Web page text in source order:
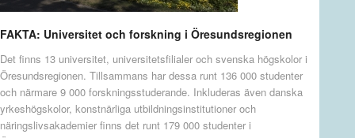
FAKTA: Universitet och forskning i Öresundsregionen
Det finns 13 universitet, universitetsfilialer och svenska högskolor i
Öresundsregionen. Tillsammans har dessa runt 136 000 studenter
och närmare 9 000 forskningsstuderande. Inkluderas även danska
yrkeshögskolor, konstnärliga utbildningsinstitutioner och
näringslivsakademier finns det runt 179 000 studenter i